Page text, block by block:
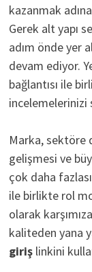
kazanmak
Gerek alt yapı
adım önde yer
devam ediyor.
bağlantısı ile
Marka, sektöre
gelişmesi ve
çok daha
ile birlikte rol
olarak
kaliteden yana
giriş linkini